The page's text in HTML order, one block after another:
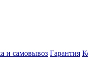
и самовывоз Гарантия